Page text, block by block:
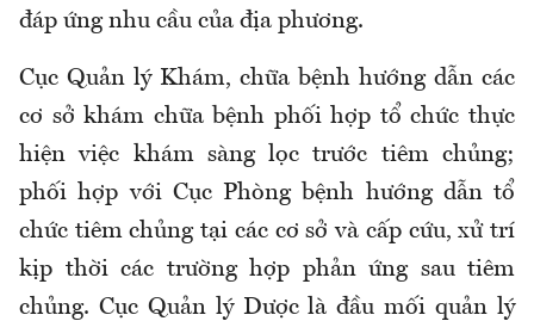
đáp ứng nhu cầu của địa phương.
Cục Quản lý Khám, chữa bệnh hướng dẫn các
cơ sở khám chữa bệnh phối hợp tổ chức thực
hiện việc khám sàng lọc trước tiêm chủng;
phối hợp với Cục Phòng bệnh hướng dẫn tổ
chức tiêm chủng tại các cơ sở và cấp cứu, xử trí
kịp thời các trường hợp phản ứng sau tiêm
chủng. Cục Quản lý Dược là đầu mối quản lý